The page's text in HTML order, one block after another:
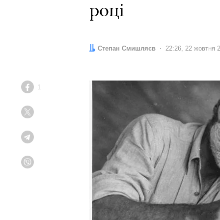
році
Автор:
Степан Смишляєв Дата:
22:26, 22 жовтня
Facebook
1